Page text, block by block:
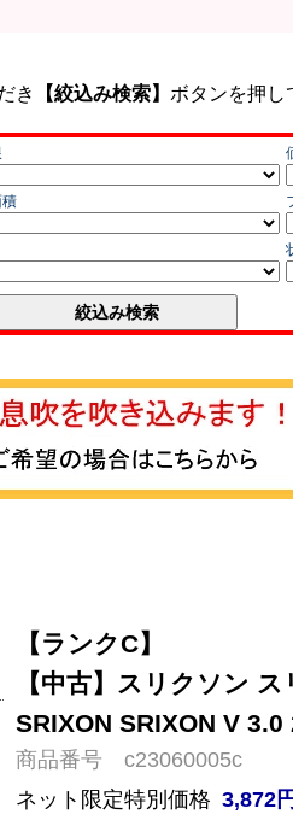
【ランクC】
【中古】スリクソン
SRIXON SRIXON V 3.0
商品番号 c23060005c
ネット限定特別価格 3,872円